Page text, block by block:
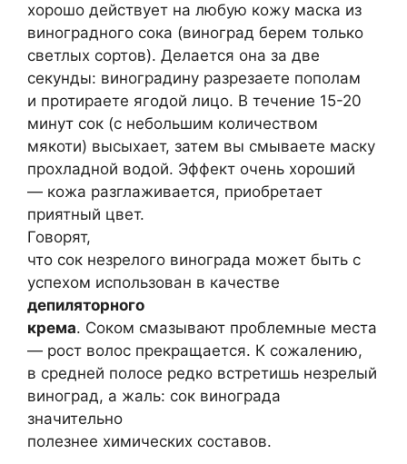
хорошо действует на любую кожу маска из
виноградного сока (виноград берем только
светлых сортов). Делается она за две
секунды: виноградину разрезаете пополам
и протираете ягодой лицо. В течение 15-20
минут сок (с небольшим количеством
мякоти) высыхает, затем вы смываете маску
прохладной водой. Эффект очень хороший
— кожа разглаживается, приобретает
приятный цвет.
Говорят,
что сок незрелого винограда может быть с
успехом использован в качестве
депиляторного
крема. Соком смазывают проблемные места
— рост волос прекращается. К сожалению,
в средней полосе редко встретишь незрелый
виноград, а жаль: сок винограда
значительно
полезнее химических составов.